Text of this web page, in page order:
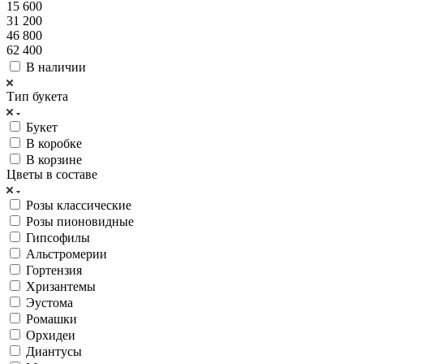
15 600
31 200
46 800
62 400
В наличии
Тип букета
Букет
В коробке
В корзине
Цветы в составе
Розы классические
Розы пионовидные
Гипсофилы
Альстромерии
Гортензия
Хризантемы
Эустома
Ромашки
Орхидеи
Диантусы